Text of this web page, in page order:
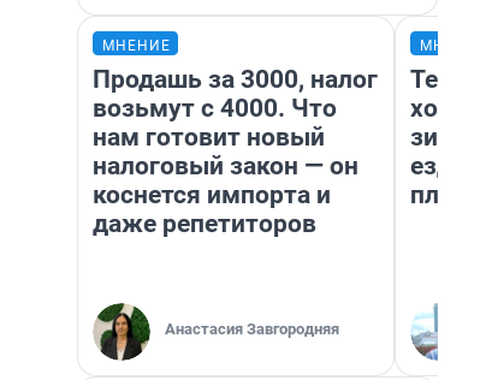
МНЕНИЕ
Продашь за 3000, налог
возьмут с 4000. Что
нам готовит новый
налоговый закон — он
коснется импорта и
даже репетиторов
Анастасия Завгородняя
ездит